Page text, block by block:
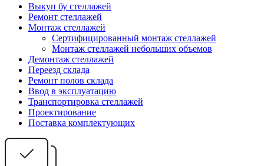
Выкуп бу стеллажей
Ремонт стеллажей
Монтаж стеллажей
Сертифицированный монтаж стеллажей
Монтаж стеллажей небольших объемов
Демонтаж стеллажей
Переезд склада
Ремонт полов склада
Ввод в эксплуатацию
Транспортировка стеллажей
Проектирование
Поставка комплектующих